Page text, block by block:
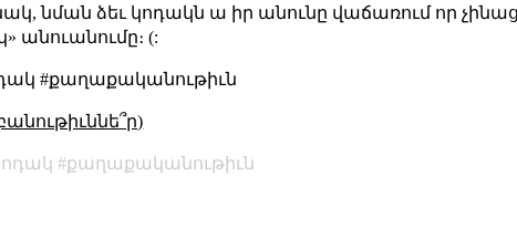
նման ձեւ կոդակն ա իր անունը վաճառում որ
անուանումը։ (:
#քաղաքականութիւն
քաղաքականութիւն